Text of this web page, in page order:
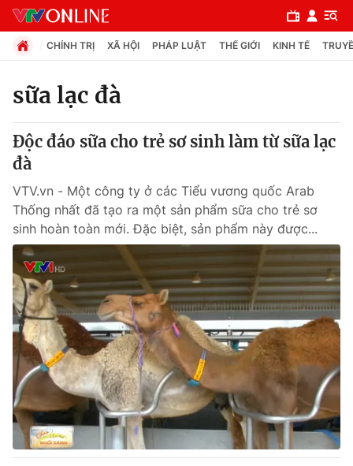
Chuyên mục
Chính trị
Xã hội
Pháp luật
Y tế
Thế giới
Tin tức
Thế giới đó đây
Câu chuyện quốc tế
Kinh tế
Tài chính
Thị trường
Dữ liệu và đời sống
CHÍNH TRỊ XÃ HỘI PHÁP LUẬT THẾ GIỚI KINH TẾ
sữa lạc đà
Độc đáo sữa cho trẻ sơ sinh làm từ sữa lạc
đà
VTV.vn - Một công ty ở các Tiểu vương quốc Arab
Thống nhất đã tạo ra một sản phẩm sữa cho trẻ sơ
sinh hoàn toàn mới. Đặc biệt, sản phẩm này được...